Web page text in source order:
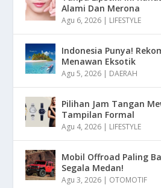
Alami Dan Merona
Agu 6, 2026 | LIFESTYLE
Indonesia Punya!
Menawan Eksotik
Agu 5, 2026 | DAERAH
Pilihan Jam Tangan
Tampilan Formal
Agu 4, 2026 | LIFESTYLE
Mobil Offroad Paling
Segala Medan!
Agu 3, 2026 | OTOMOTIF